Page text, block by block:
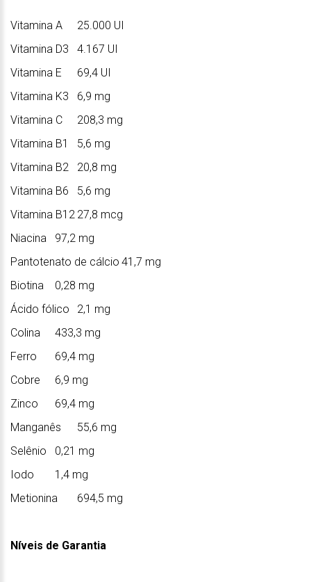
Vitamina A
25.000 UI
Vitamina D3
4.167 UI
Vitamina E
69,4 UI
Vitamina K3
6,9 mg
Vitamina C
208,3 mg
Vitamina B1
5,6 mg
Vitamina B2
20,8 mg
Vitamina B6
5,6 mg
Vitamina B12 27,8 mcg
Niacina
97,2 mg
Pantotenato de cálcio 41,7 mg
Biotina
0,28 mg
Ácido fólico
2,1 mg
Colina
433,3 mg
Ferro
69,4 mg
Cobre
6,9 mg
Zinco
69,4 mg
Manganês
55,6 mg
Selênio
0,21 mg
Iodo
1,4 mg
Metionina
694,5 mg
Níveis de Garantia